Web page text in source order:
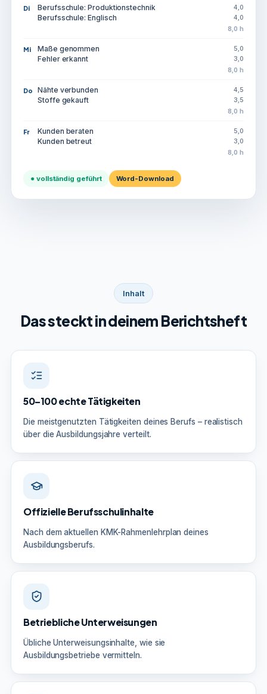
Di Berufsschule: Produktionstechnik 4,0
Berufsschule: Englisch 4,0
8,0 h
Mi Maße genommen 5,0
Fehler erkannt 3,0
8,0 h
Do Nähte verbunden 4,5
Stoffe gekauft 3,5
8,0 h
Fr Kunden beraten 5,0
Kunden betreut 3,0
8,0 h
● vollständig geführt Word-Download
Inhalt
Das steckt in deinem Berichtsheft
50–100 echte Tätigkeiten
Die meistgenutzten Tätigkeiten deines Berufs – realistisch
über die Ausbildungsjahre verteilt.
Offizielle Berufsschulinhalte
Nach dem aktuellen KMK-Rahmenlehrplan deines
Ausbildungsberufs.
Betriebliche Unterweisungen
Übliche Unterweisungsinhalte, wie sie
Ausbildungsbetriebe vermitteln.